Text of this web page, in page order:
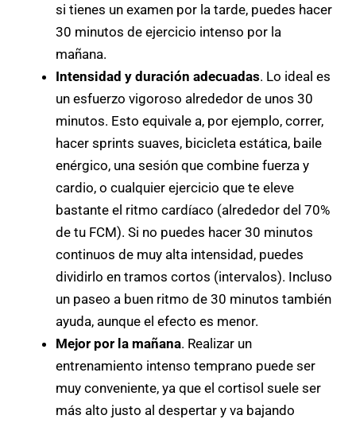
si tienes un examen por la tarde, puedes hacer
30 minutos de ejercicio intenso por la
mañana.
Intensidad y duración adecuadas. Lo ideal es
un esfuerzo vigoroso alrededor de unos 30
minutos. Esto equivale a, por ejemplo, correr,
hacer sprints suaves, bicicleta estática, baile
enérgico, una sesión que combine fuerza y
cardio, o cualquier ejercicio que te eleve
bastante el ritmo cardíaco (alrededor del 70%
de tu FCM). Si no puedes hacer 30 minutos
continuos de muy alta intensidad, puedes
dividirlo en tramos cortos (intervalos). Incluso
un paseo a buen ritmo de 30 minutos también
ayuda, aunque el efecto es menor.
Mejor por la mañana. Realizar un
entrenamiento intenso temprano puede ser
muy conveniente, ya que el cortisol suele ser
más alto justo al despertar y va bajando